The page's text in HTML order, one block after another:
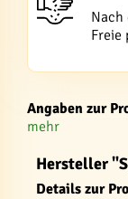
Nach
Freie
Angaben zur
mehr
Hersteller
Details zur